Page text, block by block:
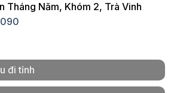
Tháng Năm, Khóm 2, Trà Vinh
đi tỉnh